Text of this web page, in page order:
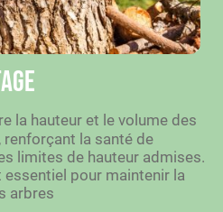
la hauteur et le volume des
la santé de
limites de hauteur admises.
essentiel pour maintenir la
arbres